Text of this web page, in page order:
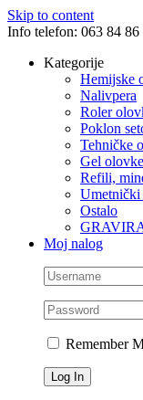
Skip to content
Info telefon: 063 84 86
Kategorije
Hemijske
Nalivpera
Roler
Poklon
Tehničke
Gel olovke
Refili,
Ostalo
Moj nalog
Remember